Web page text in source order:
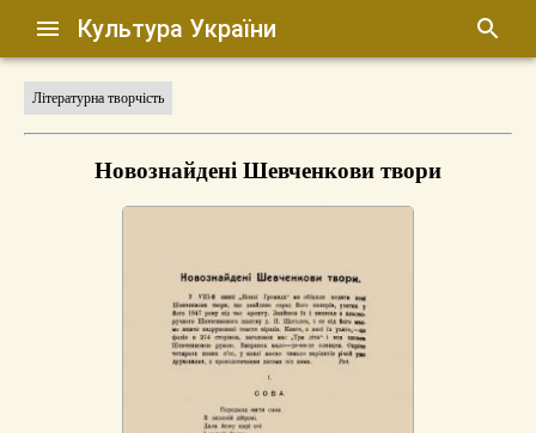
Культура України
Літературна творчість
Новознайдені Шевченкови твори